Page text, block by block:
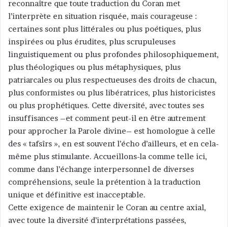
reconnaître que toute traduction du Coran met
l’interprète en situation risquée, mais courageuse :
certaines sont plus littérales ou plus poétiques, plus
inspirées ou plus érudites, plus scrupuleuses
linguistiquement ou plus profondes philosophiquement,
plus théologiques ou plus métaphysiques, plus
patriarcales ou plus respectueuses des droits de chacun,
plus conformistes ou plus libératrices, plus historicistes
ou plus prophétiques. Cette diversité, avec toutes ses
insuffisances –et comment peut-il en être autrement
pour approcher la Parole divine– est homologue à celle
des « tafsîrs », en est souvent l’écho d’ailleurs, et en cela-
même plus stimulante. Accueillons-la comme telle ici,
comme dans l’échange interpersonnel de diverses
compréhensions, seule la prétention à la traduction
unique et définitive est inacceptable.
Cette exigence de maintenir le Coran au centre axial,
avec toute la diversité d’interprétations passées,